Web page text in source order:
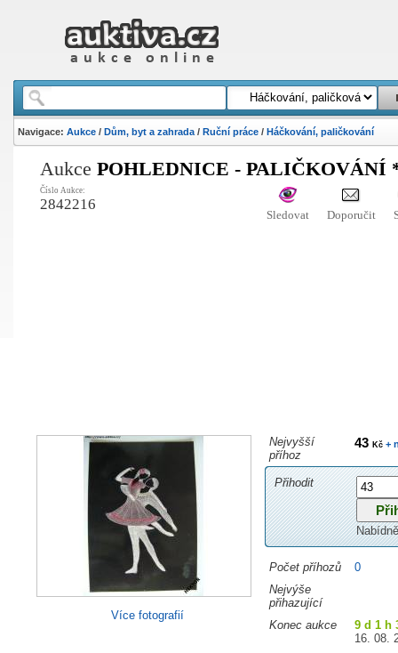
Navigace: Aukce/ Dům, byt a zahrada/ Ruční práce/ Háčkování, paličkování
Aukce POHLEDNICE - PALIČKOVÁNÍ
Číslo Aukce:
2842216
Sledovat Doporučit
Více fotografií
Nejvyšší
příhoz
43 Kč+
Přihodit
Počet příhozů
0
Nejvýše
přihazující
Konec aukce
9 d 1 h
16. 08.